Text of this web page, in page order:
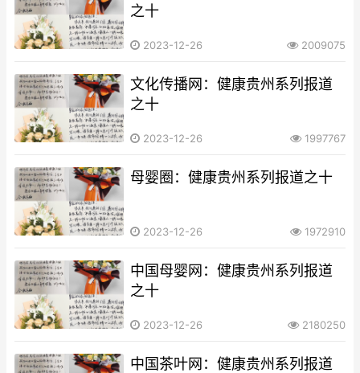
之十
2023-12-26 2009075
文化传播网​​​​​​​：健康贵州系列报道
之十
2023-12-26 1997767
母婴圈：健康贵州系列报道之十
2023-12-26 1972910
中国母婴网：健康贵州系列报道
之十
2023-12-26 2180250
中国茶叶网​​​​​​​：健康贵州系列报道